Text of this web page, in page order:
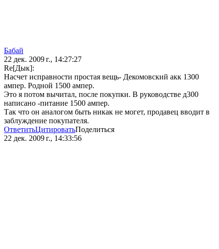
Бaбай
22 дек. 2009 г., 14:27:27
Re[Дык]:
Насчет исправности простая вещь- Декомовский акк 1300
ампер. Родной 1500 ампер.
Это я потом вычитал, после покупки. В руководстве д300
написано -питание 1500 ампер.
Так что он аналогом быть никак не могет, продавец вводит в
заблуждение покупателя.
ОтветитьЦитироватьПоделиться
22 дек. 2009 г., 14:33:56